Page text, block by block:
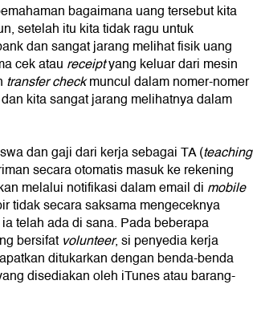
bagaimana uang tersebut kita
setelah itu kita tidak ragu untuk
dan sangat jarang melihat fisik uang
cek atau receiptyang keluar dari mesin
transfercheckmuncul dalam nomer-nomer
kita sangat jarang melihatnya dalam
dan gaji dari kerja sebagai TA (teaching
secara otomatis masuk ke rekening
melalui notifikasi dalam email di mobile
tidak secara saksama mengeceknya
telah ada di sana. Pada beberapa
bersifat volunteer, si penyedia kerja
ditukarkan dengan benda-benda
disediakan oleh iTunes atau barang-